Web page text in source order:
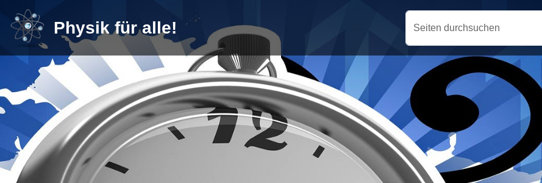
Physik für alle! Seiten durchsuchen